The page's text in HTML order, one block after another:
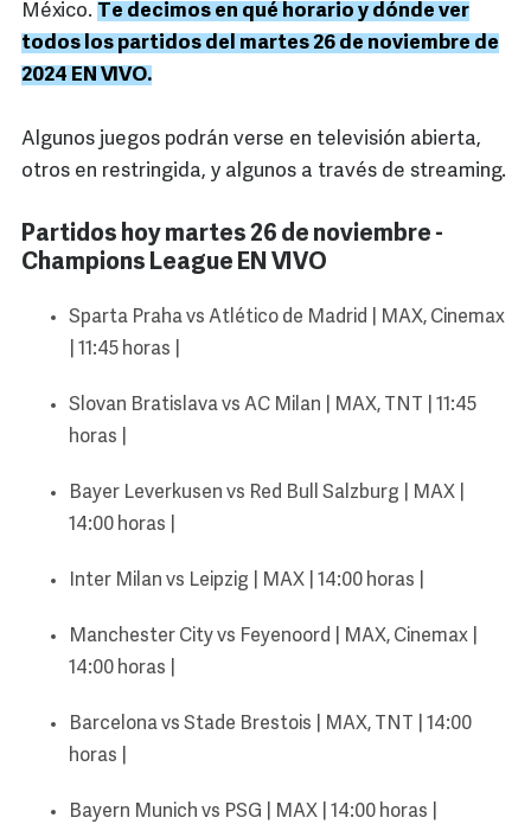
México. Te decimos en qué horario y dónde ver
todos los partidos del martes 26 de noviembre de
2024 EN VIVO.
Algunos juegos podrán verse en televisión abierta,
otros en restringida, y algunos a través de streaming.
Partidos hoy martes 26 de noviembre -
Champions League EN VIVO
Sparta Praha vs Atlético de Madrid | MAX, Cinemax
| 11:45 horas |
Slovan Bratislava vs AC Milan | MAX, TNT | 11:45
horas |
Bayer Leverkusen vs Red Bull Salzburg | MAX |
14:00 horas |
Inter Milan vs Leipzig | MAX | 14:00 horas |
Manchester City vs Feyenoord | MAX, Cinemax |
14:00 horas |
Barcelona vs Stade Brestois | MAX, TNT | 14:00
horas |
Bayern Munich vs PSG | MAX | 14:00 horas |